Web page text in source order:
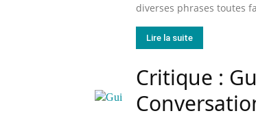
diverses phrases toutes
Lire la suite
Critique :